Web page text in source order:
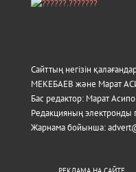
Сайттың негізін
МЕКЕБАЕВ және Марат
Бас редактор: Марат
Редакцияның
Жарнама бойынша: